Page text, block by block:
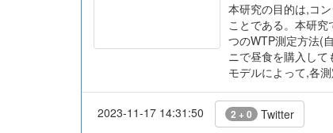
本研究の目的は,コ
ことである。本研
つのWTP測定方法(
ニで昼食を購入し
モデルによって,各
2023-11-17 14:31:50 2 + 0 Twitter